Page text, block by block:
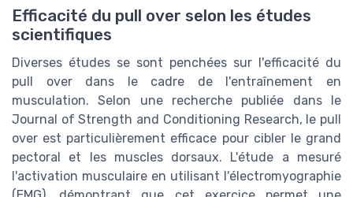
Efficacité du pull over selon les études
scientifiques
Diverses études se sont penchées sur l'efficacité du
pull over dans le cadre de l'entraînement en
musculation. Selon une recherche publiée dans le
Journal of Strength and Conditioning Research, le pull
over est particulièrement efficace pour cibler le grand
pectoral et les muscles dorsaux. L'étude a mesuré
l'activation musculaire en utilisant l'électromyographie